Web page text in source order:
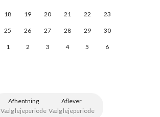
18 19 20 21 22 23
25 26 27 28 29 30
1 2 3 4 5 6
Afhentning
Vælg lejeperiode
Aflever
Vælg lejeperiode